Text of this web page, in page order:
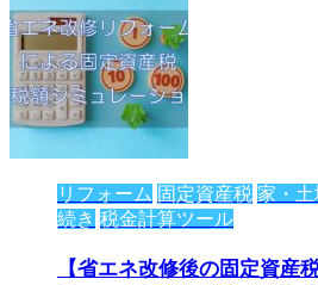
リフォーム 固定資産税 家・
続き 税金計算ツール
【省エネ改修後の固定資産